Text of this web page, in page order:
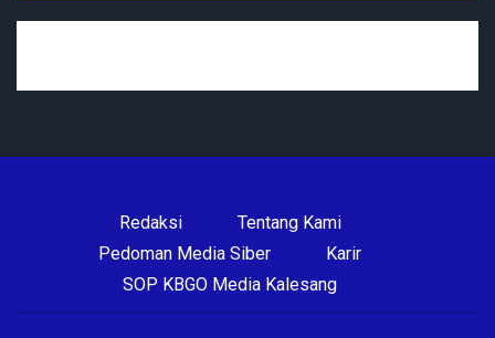
Redaksi
Tentang Kami
Pedoman Media Siber
Karir
SOP KBGO Media Kalesang